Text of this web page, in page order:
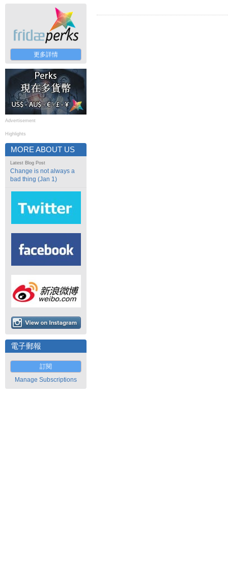
更多詳情
Advertisement
Highlights
MORE ABOUT US
Latest Blog Post
Change is not always a
bad thing (Jan 1)
電子郵報
訂閱
Manage Subscriptions